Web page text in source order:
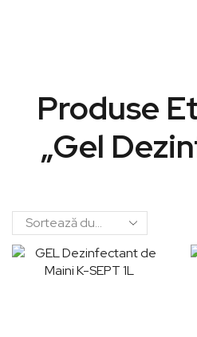
Produse
„gel